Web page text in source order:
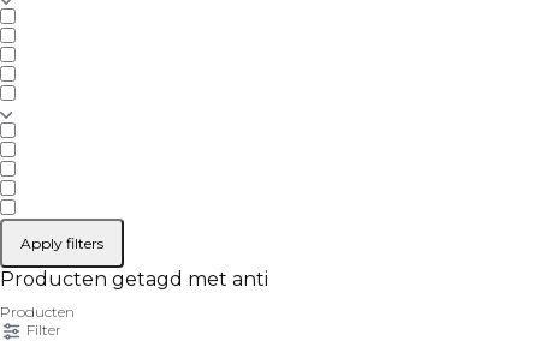
Apply filters
Producten getagd met anti
Producten
Filter